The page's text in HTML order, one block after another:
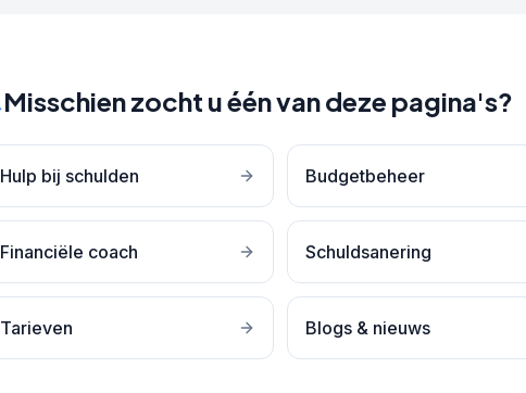
Misschien zocht u één van deze pagina's?
Hulp bij schulden Budgetbeheer
Financiële coach Schuldsanering
Tarieven Blogs & nieuws